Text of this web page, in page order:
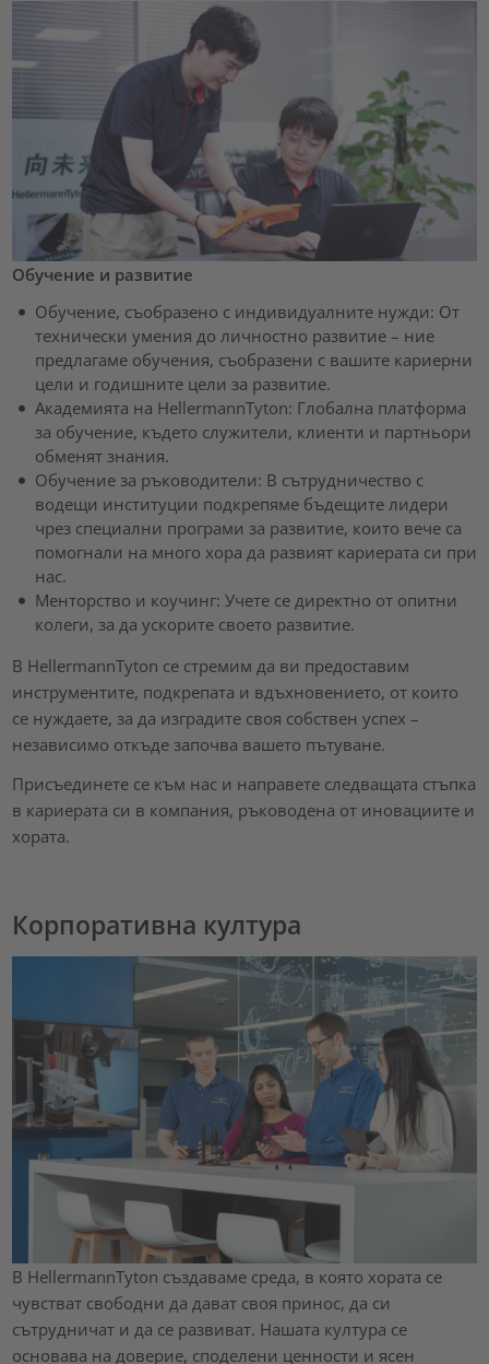
Обучение и развитие
Обучение, съобразено с индивидуалните нужди: От
технически умения до личностно развитие – ние
предлагаме обучения, съобразени с вашите кариерни
цели и годишните цели за развитие.
Академията на HellermannTyton: Глобална платформа
за обучение, където служители, клиенти и партньори
обменят знания.
Обучение за ръководители: В сътрудничество с
водещи институции подкрепяме бъдещите лидери
чрез специални програми за развитие, които вече са
помогнали на много хора да развият кариерата си при
нас.
Менторство и коучинг: Учете се директно от опитни
колеги, за да ускорите своето развитие.
В HellermannTyton се стремим да ви предоставим
инструментите, подкрепата и вдъхновението, от които
се нуждаете, за да изградите своя собствен успех –
независимо откъде започва вашето пътуване.
Присъединете се към нас и направете следващата стъпка
в кариерата си в компания, ръководена от иновациите и
хората.
Корпоративна култура
В HellermannTyton създаваме среда, в която хората се
чувстват свободни да дават своя принос, да си
сътрудничат и да се развиват. Нашата култура се
основава на доверие, споделени ценности и ясен